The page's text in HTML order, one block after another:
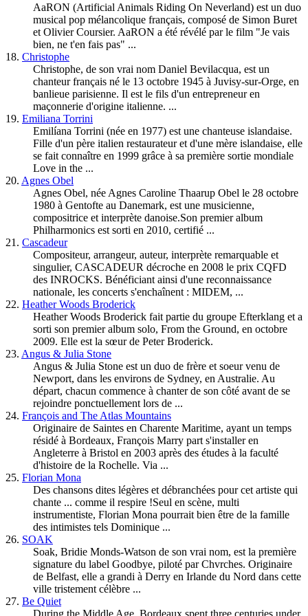
AaRON (Artificial Animals Riding On Neverland) est un duo
musical pop mélancolique français, composé de Simon Buret
et Olivier Coursier. AaRON a été révélé par le film "Je vais
bien, ne t'en fais pas" ...
18. Christophe
Christophe, de son vrai nom Daniel Bevilacqua, est un
chanteur français né le 13 octobre 1945 à Juvisy-sur-Orge, en
banlieue parisienne. Il est le fils d'un entrepreneur en
maçonnerie d'origine italienne. ...
19. Emiliana Torrini
Emilíana Torrini (née en 1977) est une chanteuse islandaise.
Fille d'un père italien restaurateur et d'une mère islandaise, elle
se fait connaître en 1999 grâce à sa première sortie mondiale
Love in the ...
20. Agnes Obel
Agnes Obel, née Agnes Caroline Thaarup Obel le 28 octobre
1980 à Gentofte au Danemark, est une musicienne,
compositrice et interprète danoise.Son premier album
Philharmonics est sorti en 2010, certifié ...
21. Cascadeur
Compositeur, arrangeur, auteur, interprète remarquable et
singulier, CASCADEUR décroche en 2008 le prix CQFD
des INROCKS. Bénéficiant ainsi d'une reconnaissance
nationale, les concerts s'enchaînent : MIDEM, ...
22. Heather Woods Broderick
Heather Woods Broderick fait partie du groupe Efterklang et a
sorti son premier album solo, From the Ground, en octobre
2009. Elle est la sœur de Peter Broderick.
23. Angus & Julia Stone
Angus & Julia Stone est un duo de frère et soeur venu de
Newport, dans les environs de Sydney, en Australie. Au
départ, chacun commence à chanter de son côté avant de se
rejoindre ponctuellement lors de ...
24. François and The Atlas Mountains
Originaire de Saintes en Charente Maritime, ayant un temps
résidé à Bordeaux, François Marry part s'installer en
Angleterre à Bristol en 2003 après des études à la faculté
d'histoire de la Rochelle. Via ...
25. Florian Mona
Des chansons dites légères et débranchées pour cet artiste qui
chante ... comme il respire !Seul en scène, multi
instrumentiste, Florian Mona pourrait bien être de la famille
des intimistes tels Dominique ...
26. SOAK
Soak, Bridie Monds-Watson de son vrai nom, est la première
signature du label Goodbye, piloté par Chvrches. Originaire
de Belfast, elle a grandi à Derry en Irlande du Nord dans cette
ville tristement célèbre ...
27. Be Quiet